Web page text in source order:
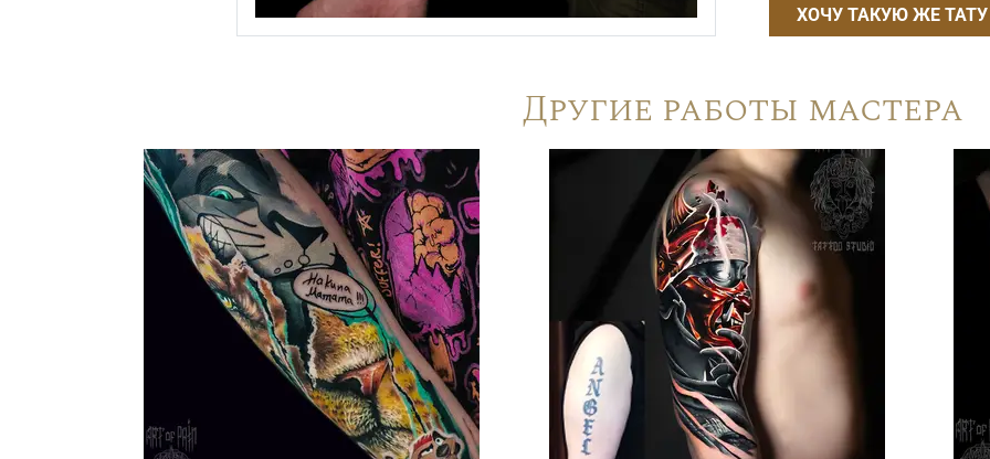
ХОЧУ ТАКУЮ ЖЕ ТАТУ
Другие работы мастера